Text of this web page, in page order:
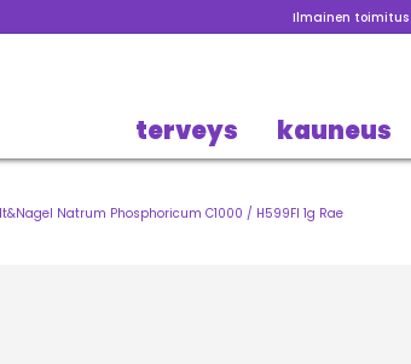
Ilmainen toimitus
terveys kauneus
Natrum Phosphoricum C1000 / H599FI 1g Rae